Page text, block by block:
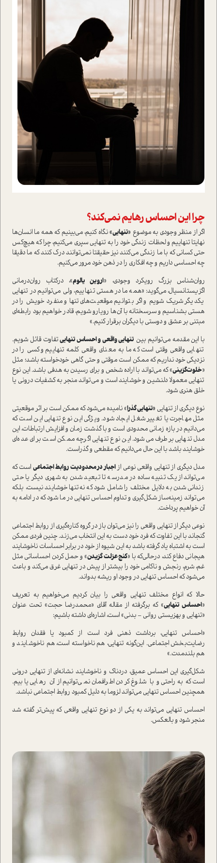
چرا این احساس رهایم نمی‌کند؟
اگر از منظر وجودی به موضوع «تنهایی»نگاه کنیم، می‌بینیم که همه ما انسان‌ها
نهایتا تنهاییم و لحظات زندگی خود را به تنهایی سپری می‌کنیم، چرا که هیچ‌کس
حتی کسانی که با ما زندگی می‌کنند نیز حقیقتا نمی‌توانند درک کنند که ما دقیقا
چه احساسی داریم و چه افکاری را در ذهن خود مرور می‌کنیم.
روان‌شناس بزرگ رویکرد وجودی، «اروین یالوم»، درکتاب روان‌درمانی
اگزیستانسیال، می‌گوید: «همه ما در هستی تنهاییم، ولی می‌توانیم در تنهایی
یکدیگر شریک شویم و اگر بتوانیم موقعیت‌های تنها و منفرد خویش را در
هستی بشناسیم و سرسختانه با آن‌ها رویارو شویم، قادر خواهیم بود رابطه‌ای
مبتنی بر عشق و دوستی با دیگران برقرار کنیم.»
با این مقدمه می‌توانیم بین تنهایی واقعی و احساس تنهاییتفاوت قائل شویم.
تنهایی واقعی وقتی است که ما به معنای واقعی کلمه تنهاییم و کسی را در
نزدیکی خود نداریم که ممکن است موقتی و حتی گاهی خودخواسته باشد؛ مثل
«خلوت‌گزینی» که می‌تواند با اراده شخص و برای رسیدن به هدفی باشد. این نوع
تنهایی معمولا دلنشین و خوشایند است و می‌تواند منجر به کشفیات درونی یا
خلق هنری شود.
نوع دیگری از تنهایی «تنهایی گذرا» نامیده می‌شود‌ که ممکن است بر اثر موقعیتی
مثل مهاجرت یا تغییر شغل ایجاد شود. ویژگی این نوع تنهایی این است که
می‌دانیم در بازه زمانی محدودی است و با گذشت زمان و افزایش ارتباطات، این
مدل تنهایی برطرف می‌شود. این نوع تنهایی اگرچه ممکن است برای عده‌ای
خوشایند باشد با این حال می‌دانیم که مقطعی و گذراست.
مدل دیگری از تنهایی واقعی نوعی ازاجبار در محدودیت روابط اجتماعی است که
می‌تواند از یک تنبیه ساده در مدرسه تا تبعید شدن به شهری دیگر یا حتی
زندانی شدن به دلایل مختلف را شامل شود که نه‌تنها خوشایند نیست، بلکه
می‌تواند زمینه‌ساز شکل‌گیری و تداوم احساس تنهایی در ما شود که در ادامه به
آن خواهیم پرداخت.
نوعی دیگر از تنهایی واقعی را نیز می‌توان باز در گروه کناره‌گیری از روابط اجتماعی
گنجاند با این تفاوت که فرد خود دست به این انتخاب می‌زند. چنین فردی ممکن
است به اشتباه یاد گرفته باشد به این شیوه از خود در برابر احساسات ناخوشایند
هیجانی دفاع ‌کند، درحالی‌که با «کنج عزلت گزیدن» و حمل کردن احساساتی مثل
غم، شرم، رنجش و ناکامی خود را بیشتر از پیش در تنهایی غرق می‌کند و باعث
می‌شود که احساس تنهایی در وجود او ریشه بدواند.
حالا که انواع مختلف تنهایی واقعی را بیان کردیم می‌خواهیم به تعریف
«احساس تنهایی» که برگرفته از مقاله آقای «محمدرضا حجت» تحت عنوان
«تنهایی و بهزیستی روانی – بدنی» است، اشاره‌ای داشته باشیم:
«احساس تنهایی، برداشت ذهنی فرد است از کمبود یا فقدان روابط
رضایت‌بخش اجتماعی. این‌گونه تنهایی، هم ناخواسته است، هم ناخوشایند و
هم بلندمدت.»
شکل‌گیری این احساس عمیق، دردناک و ناخوشایند نشانه‌ای از تنهایی درونی
است که به‌راحتی و با شلوغ کردن اطرافمان نمی‌توانیم از آن رهایی یابیم.
همچنین احساس تنهایی می‌تواند لزوما به دلیل کمبود روابط اجتماعی نباشد.
احساس تنهایی می‌تواند به یکی از دو نوع تنهایی واقعی که پیش‌تر گفته شد
منجر شود و بالعکس.